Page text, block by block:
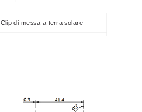
Clip di messa a terra solare